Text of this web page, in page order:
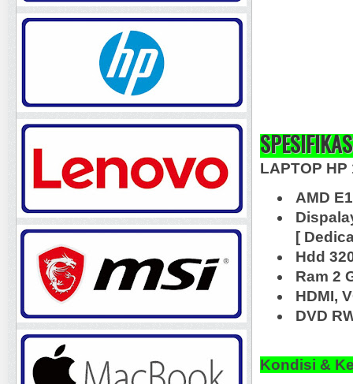
LAPTOP HP
AMD
[
Hdd
Ram 2
HDMI,
DVD
Kondisi &